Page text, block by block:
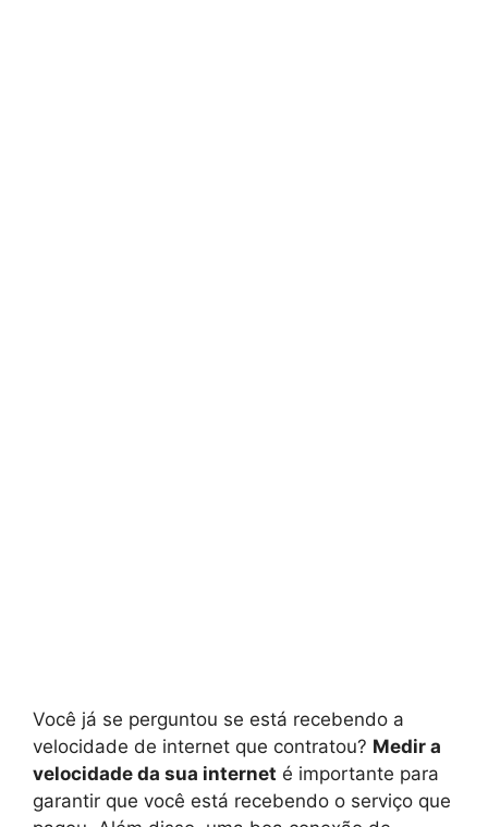
Você já se perguntou se está recebendo a
velocidade de internet que contratou? Medir a
velocidade da sua internet é importante para
garantir que você está recebendo o serviço que